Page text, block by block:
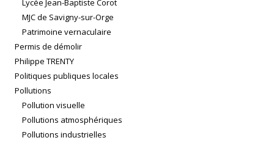
Lycée Jean-Baptiste Corot
MJC de Savigny-sur-Orge
Patrimoine vernaculaire
Permis de démolir
Philippe TRENTY
Politiques publiques locales
Pollutions
Pollution visuelle
Pollutions atmosphériques
Pollutions industrielles